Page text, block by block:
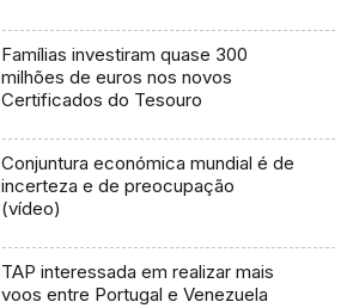
Famílias investiram quase 300
milhões de euros nos novos
Certificados do Tesouro
Conjuntura económica mundial é de
incerteza e de preocupação
(vídeo)
TAP interessada em realizar mais
voos entre Portugal e Venezuela